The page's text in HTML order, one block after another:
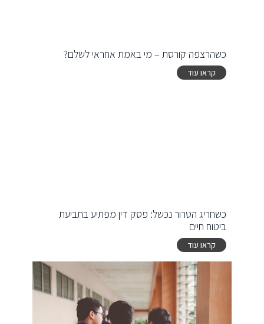
כשהרצפה קורסת – מי באמת אחראי לשלם?
קראו עוד
כשחריג הטרור נכשל: פסק דין מפתיע בתביעת
ביטוח חיים
קראו עוד